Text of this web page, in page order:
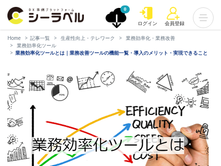
0
ログイン 会員登録
Home 記事一覧 生産性向上・テレワーク
業務効率化・業務改善
業務効率化ツール
業務効率化ツールとは｜業務改善ツールの機能一覧・導入のメリット・実現できること